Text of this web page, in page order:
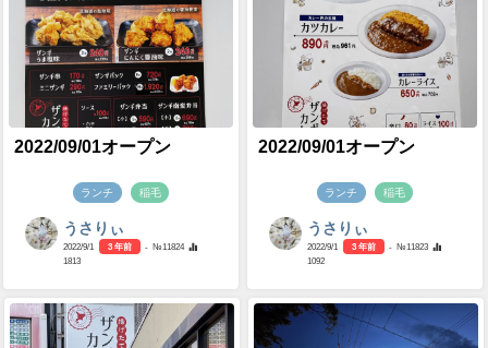
2022/09/01オープン
ランチ 稲毛
うさりぃ
2022/9/1 3 年前
- №11824
1813
2022/09/01オープン
ランチ 稲毛
うさりぃ
2022/9/1 3 年前
- №11823
1092